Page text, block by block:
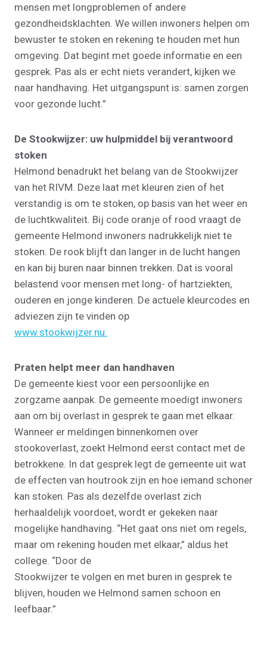
mensen met longproblemen of andere
gezondheidsklachten. We willen inwoners helpen om
bewuster te stoken en rekening te houden met hun
omgeving. Dat begint met goede informatie en een
gesprek. Pas als er echt niets verandert, kijken we
naar handhaving. Het uitgangspunt is: samen zorgen
voor gezonde lucht.”
De Stookwijzer: uw hulpmiddel bij verantwoord
stoken
Helmond benadrukt het belang van de Stookwijzer
van het RIVM. Deze laat met kleuren zien of het
verstandig is om te stoken, op basis van het weer en
de luchtkwaliteit. Bij code oranje of rood vraagt de
gemeente Helmond inwoners nadrukkelijk niet te
stoken. De rook blijft dan langer in de lucht hangen
en kan bij buren naar binnen trekken. Dat is vooral
belastend voor mensen met long- of hartziekten,
ouderen en jonge kinderen. De actuele kleurcodes en
adviezen zijn te vinden op
www.stookwijzer.nu.
Praten helpt meer dan handhaven
De gemeente kiest voor een persoonlijke en
zorgzame aanpak. De gemeente moedigt inwoners
aan om bij overlast in gesprek te gaan met elkaar.
Wanneer er meldingen binnenkomen over
stookoverlast, zoekt Helmond eerst contact met de
betrokkene. In dat gesprek legt de gemeente uit wat
de effecten van houtrook zijn en hoe iemand schoner
kan stoken. Pas als dezelfde overlast zich
herhaaldelijk voordoet, wordt er gekeken naar
mogelijke handhaving. “Het gaat ons niet om regels,
maar om rekening houden met elkaar,” aldus het
college. “Door de
Stookwijzer te volgen en met buren in gesprek te
blijven, houden we Helmond samen schoon en
leefbaar.”